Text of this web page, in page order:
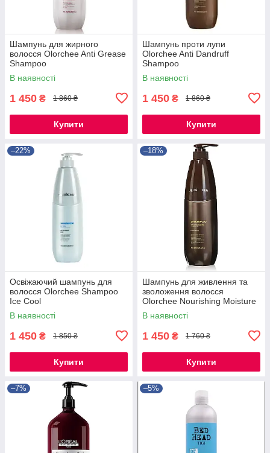
Шампунь для жирного
волосся Olorchee Anti Grease
Shampoo
В наявності
1 450 ₴ 1 860 ₴
Купити
Шампунь проти лупи
Olorchee Anti Dandruff
Shampoo
В наявності
1 450 ₴ 1 860 ₴
Купити
–22%
Освіжаючий шампунь для
волосся Olorchee Shampoo
Ice Cool
В наявності
1 450 ₴ 1 850 ₴
Купити
–18%
Шампунь для живлення та
зволоження волосся
Olorchee Nourishing Moisture
Extra Moist
В наявності
1 450 ₴ 1 760 ₴
Купити
–7% –5%